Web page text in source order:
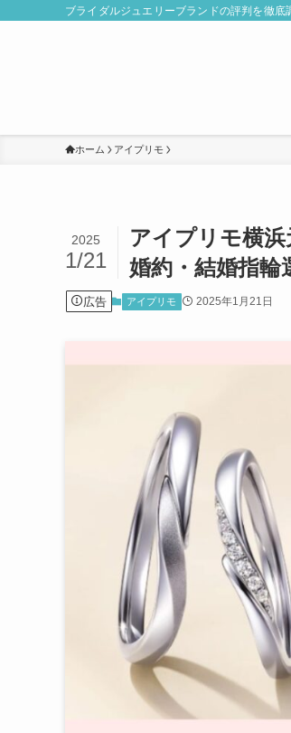
ブライダルジュエリーブランドの評判を徹底
ホーム アイプリモ
アイプリモ横
婚約・結婚指輪
2025
1/21
広告 アイプリモ 2025年1月21日